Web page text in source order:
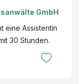
GmbH
eine Assistentin
30 Stunden.